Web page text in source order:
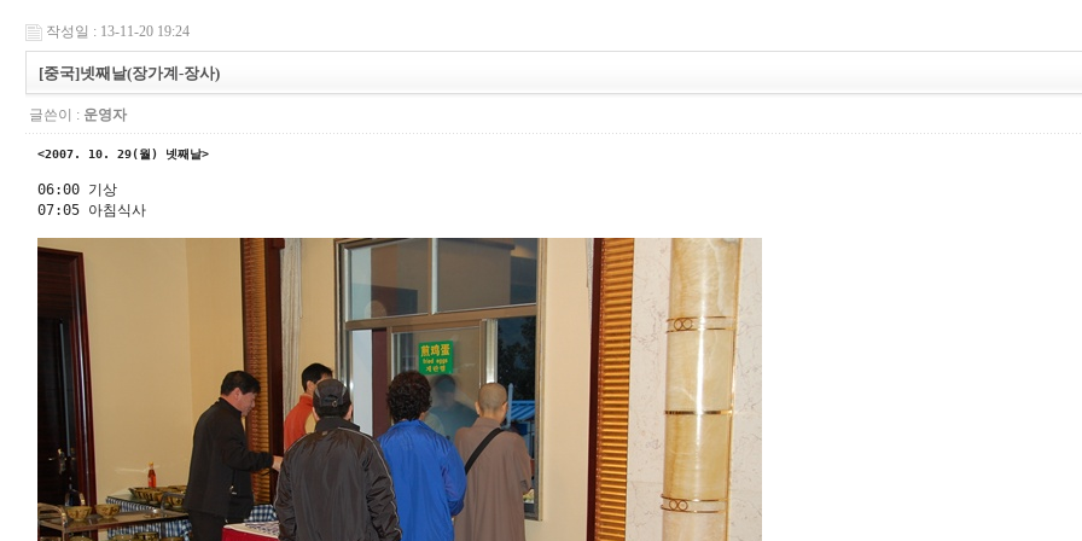
작성일 : 13-11-20 19:24
[중국]넷째날(장가계-장사)
글쓴이 : 운영자
<2007. 10. 29(월) 넷째날>
06:00 기상
07:05 아침식사